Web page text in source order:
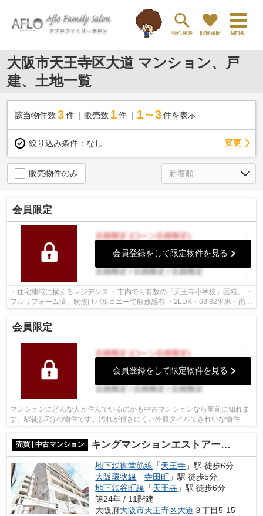
大阪市天王寺区大道 マンション、戸
建、土地一覧
該当物件数 3件 販売数 1 件 1～3 件を表示
絞り込み条件： なし 変更
販売物件のみ
会員限定
会員登録をして限定物件を見る
・住宅地域に構えるレジデンス ・市内でも有数の『天王寺小学校』区域。 ・
フルリフォーム済、吹抜けバルコニーで解放感有 ・2LDK・63.32平米・南東
会員限定
会員登録をして限定物件を見る
マンションにどんな人が住んでいるのかも中古マンションなら事前に知れま
す。駅徒歩7分の物件です。汚れが付きにくい外観タイルできれいな物件。
売買 | 中古マンション
キングマンションエストアージュ天王寺
地下鉄御堂筋線 「天王寺 」駅 徒歩6分
大阪環状線 「寺田町 」駅 徒歩5分
地下鉄谷町線 「天王寺 」駅 徒歩6分
築24年 / 11階建
大阪府大阪市天王寺区大道 ３丁目5-15